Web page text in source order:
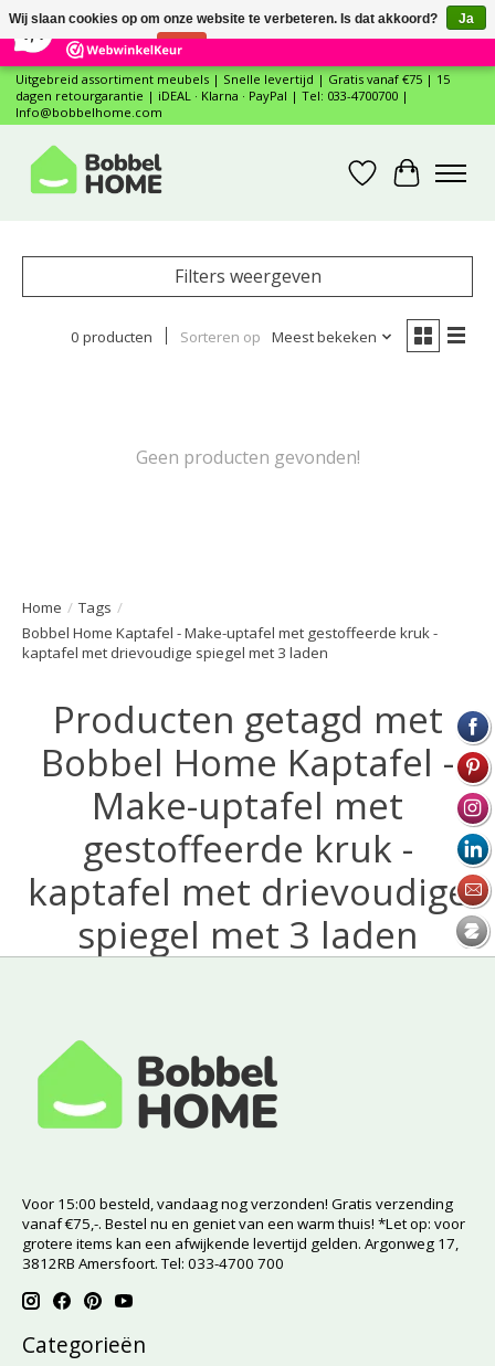
12 Reviews ×
Uitgebreid assortiment meubels | Snelle levertijd | Gratis vanaf €75 | 15
dagen retourgarantie | iDEAL · Klarna · PayPal | Tel: 033-4700700 |
Info@bobbelhome.com
Verlanglijst
Home / Tags /
Bobbel Home Kaptafel - Make-uptafel met gestoffeerde kruk -
kaptafel met drievoudige spiegel met 3 laden
Producten getagd met
Bobbel Home Kaptafel -
Make-uptafel met
gestoffeerde kruk -
kaptafel met drievoudige
spiegel met 3 laden
Filters weergeven
0 producten Sorteren op Meest bekeken
Geen producten gevonden!
Voor 15:00 besteld, vandaag nog verzonden! Gratis verzending
vanaf €75,-. Bestel nu en geniet van een warm thuis! *Let op: voor
grotere items kan een afwijkende levertijd gelden. Argonweg 17,
3812RB Amersfoort. Tel: 033-4700 700
Categorieën
Wij slaan cookies op om onze website te verbeteren. Is dat akkoord?
Ja
Nee